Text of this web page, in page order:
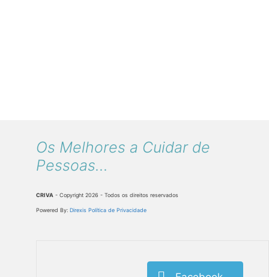
Os Melhores a Cuidar de
Pessoas...
CRIVA - Copyright 2026 - Todos os direitos reservados
Powered By: Direxis Política de Privacidade